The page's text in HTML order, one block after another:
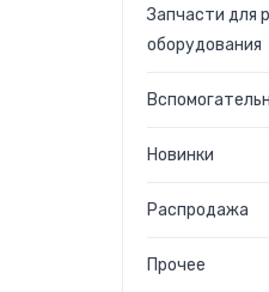
Запчасти для
оборудования
Новинки
Распродажа
Прочее